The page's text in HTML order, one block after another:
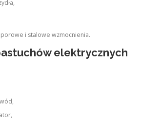
i stalowe wzmocnienia.
elektrycznych